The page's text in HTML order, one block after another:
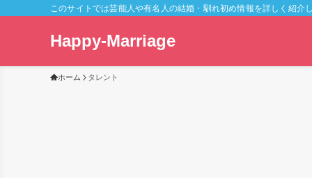
このサイトでは芸能人や有名人の結婚・馴れ初め情報を詳しく紹介
Happy-Marriage
ホーム タレント